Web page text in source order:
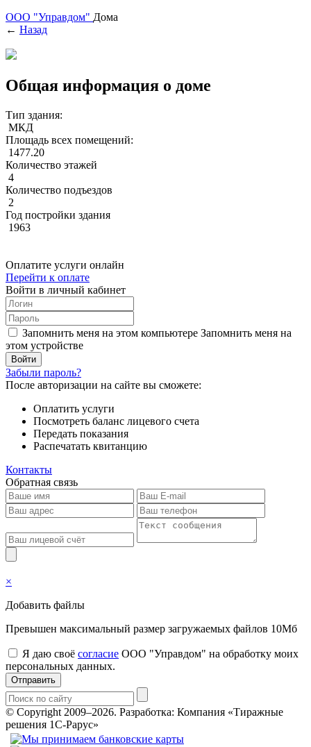
ООО "Управдом" Дома
← Назад
Общая информация о доме
Тип здания:
МКД
Площадь всех помещений:
1477.20
Количество этажей
4
Количество подъездов
2
Год постройки здания
1963
Оплатите услуги онлайн
Перейти к оплате
Войти в личный кабинет
Запомнить меня на этом компьютере Запомнить меня на
этом устройстве
Забыли пароль?
После авторизации на сайте вы сможете:
Оплатить услуги
Посмотреть баланс лицевого счета
Передать показания
Распечатать квитанцию
Контакты
Обратная связь
×
Добавить файлы
Превышен максимальный размер загружаемых файлов 10Мб
Я даю своё согласие ООО "Управдом" на обработку моих
персональных данных.
Отправить
© Copyright 2009–2026. Разработка: Компания «Тиражные
решения 1С-Рарус»